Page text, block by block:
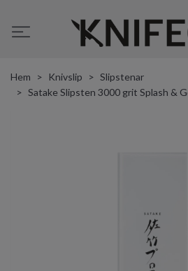
Hem Knivslip
Slipstenar
Satake Slipsten 3000 grit Splash &